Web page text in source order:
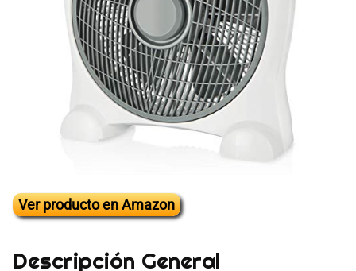
Ver producto en Amazon
Descripción General